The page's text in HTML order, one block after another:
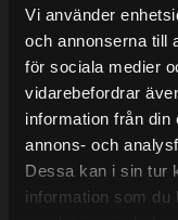
Vi använder
och annonserna till
för sociala medier
vidarebefordrar
information från din
annons- och
Dessa kan i sin tur
information som du
E-post:
BLOGG
KUNSKAPSCENTER